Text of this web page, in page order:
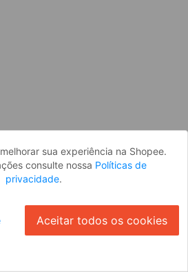
sua experiência na Shopee.
consulte nossa Políticas de
privacidade.
Aceitar todos os cookies